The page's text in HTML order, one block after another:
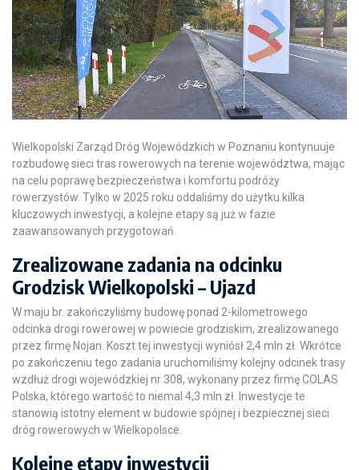
Wielkopolski Zarząd Dróg Wojewódzkich w Poznaniu kontynuuje
rozbudowę sieci tras rowerowych na terenie województwa, mając
na celu poprawę bezpieczeństwa i komfortu podróży
rowerzystów. Tylko w 2025 roku oddaliśmy do użytku kilka
kluczowych inwestycji, a kolejne etapy są już w fazie
zaawansowanych przygotowań.
Zrealizowane zadania na odcinku
Grodzisk Wielkopolski – Ujazd
W maju br. zakończyliśmy budowę ponad 2-kilometrowego
odcinka drogi rowerowej w powiecie grodziskim, zrealizowanego
przez firmę Nojan. Koszt tej inwestycji wyniósł 2,4 mln zł. Wkrótce
po zakończeniu tego zadania uruchomiliśmy kolejny odcinek trasy
wzdłuż drogi wojewódzkiej nr 308, wykonany przez firmę COLAS
Polska, którego wartość to niemal 4,3 mln zł. Inwestycje te
stanowią istotny element w budowie spójnej i bezpiecznej sieci
dróg rowerowych w Wielkopolsce.
Kolejne etapy inwestycji